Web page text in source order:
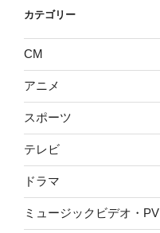
カテゴリー
CM
アニメ
スポーツ
テレビ
ドラマ
ミュージックビデオ・PV